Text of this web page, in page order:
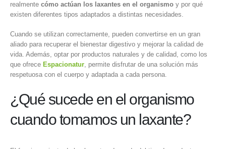
realmente cómo actúan los laxantes en el organismo y por qué
existen diferentes tipos adaptados a distintas necesidades.
Cuando se utilizan correctamente, pueden convertirse en un gran
aliado para recuperar el bienestar digestivo y mejorar la calidad de
vida. Además, optar por productos naturales y de calidad, como los
que ofrece Espacionatur , permite disfrutar de una solución más
respetuosa con el cuerpo y adaptada a cada persona.
¿Qué sucede en el organismo
cuando tomamos un laxante?